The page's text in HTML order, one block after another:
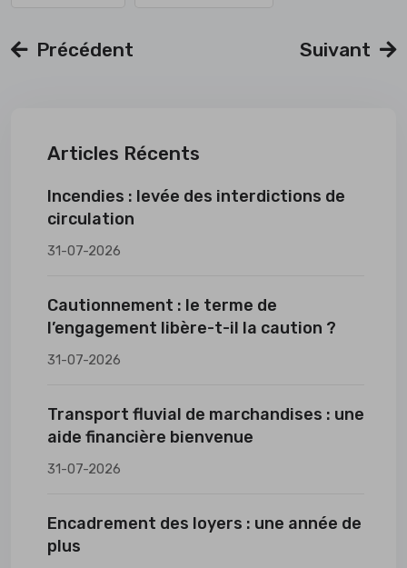
Précédent Suivant
Articles Récents
Incendies : levée des interdictions de
circulation
31-07-2026
Cautionnement : le terme de
l’engagement libère-t-il la caution ?
31-07-2026
Transport fluvial de marchandises : une
aide financière bienvenue
31-07-2026
Encadrement des loyers : une année de
plus